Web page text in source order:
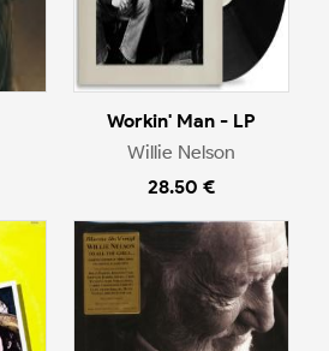
Workin' Man - LP
Willie Nelson
28.50 €